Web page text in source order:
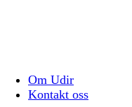
Om Udir
Kontakt oss